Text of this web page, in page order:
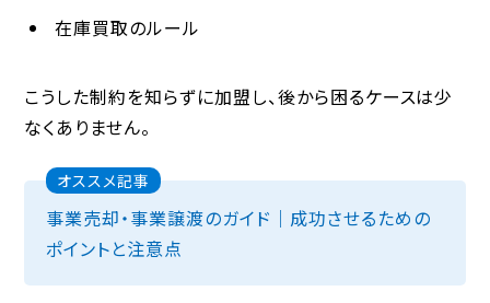
在庫買取のルール
こうした制約を知らずに加盟し、後から困るケースは少
なくありません。
オススメ記事
事業売却・事業譲渡のガイド｜成功させるための
ポイントと注意点